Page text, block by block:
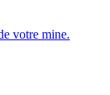
votre mine.